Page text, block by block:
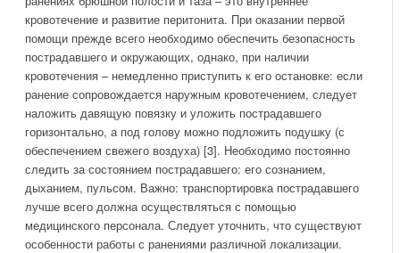
кровотечение и развитие перитонита. При оказании первой
помощи прежде всего необходимо обеспечить безопасность
пострадавшего и окружающих, однако, при наличии
кровотечения – немедленно приступить к его остановке: если
ранение сопровождается наружным кровотечением, следует
наложить давящую повязку и уложить пострадавшего
горизонтально, а под голову можно подложить подушку (с
обеспечением свежего воздуха) [3]. Необходимо постоянно
следить за состоянием пострадавшего: его сознанием,
дыханием, пульсом. Важно: транспортировка пострадавшего
лучше всего должна осуществляться с помощью
медицинского персонала. Следует уточнить, что существуют
особенности работы с ранениями различной локализации.